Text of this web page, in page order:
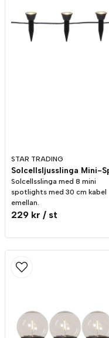
STAR TRADING
Solcellsslinga med 8 mini
spotlights med 30 cm kabel
emellan.
229 kr / st